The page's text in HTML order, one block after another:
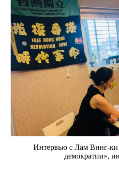
Интервью с Лам Винг-ки
демократии»,